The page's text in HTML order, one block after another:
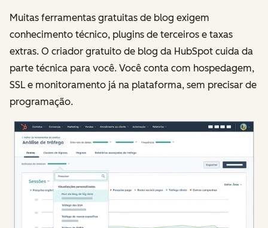
Muitas ferramentas gratuitas de blog exigem
conhecimento técnico, plugins de terceiros e taxas
extras. O criador gratuito de blog da HubSpot cuida da
parte técnica para você. Você conta com hospedagem,
SSL e monitoramento já na plataforma, sem precisar de
programação.